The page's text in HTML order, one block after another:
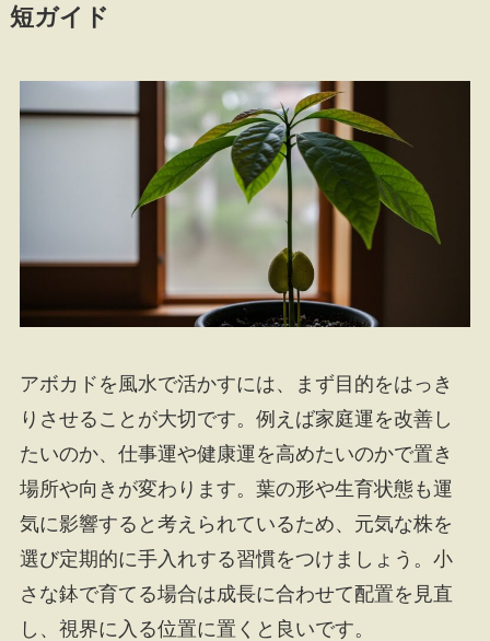
短ガイド
アボカドを風水で活かすには、まず目的をはっき
りさせることが大切です。例えば家庭運を改善し
たいのか、仕事運や健康運を高めたいのかで置き
場所や向きが変わります。葉の形や生育状態も運
気に影響すると考えられているため、元気な株を
選び定期的に手入れする習慣をつけましょう。小
さな鉢で育てる場合は成長に合わせて配置を見直
し、視界に入る位置に置くと良いです。